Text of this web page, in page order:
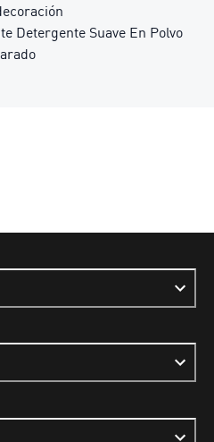
Detergente Suave En Polvo